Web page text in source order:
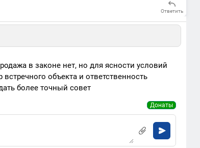
Ответить
в законе нет, но для ясности условий
объекта и ответственность
более точный совет
Донаты